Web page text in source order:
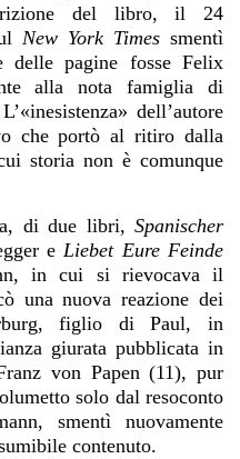
del libro, il 24
New York Times smentì
delle pagine fosse Felix
alla nota famiglia di
dell’autore
che portò al ritiro dalla
storia non è comunque
di due libri, Spanischer
eLiebet Eure Feinde
in cui si rievocava il
una nuova reazione dei
figlio di Paul, in
giurata pubblicata in
von Papen (11), pur
solo dal resoconto
smentì nuovamente
contenuto.